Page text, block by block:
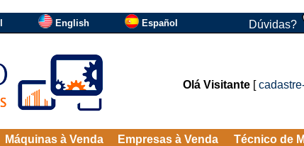
English Español Dúvidas?
Olá Visitante [
Máquinas à Venda Empresas à Venda Técnico de